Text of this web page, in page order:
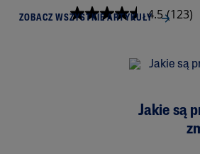
4.5 (123)
ZOBACZ WSZYSTKIE ARTYKUŁY
Jakie są